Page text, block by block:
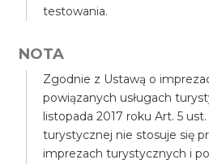
testowania.
NOTA
Zgodnie z Ustawą o
powiązanych usługach
listopada 2017 roku Art. 5
turystycznej nie stosuje się
imprezach turystycznych i